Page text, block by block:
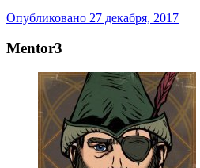
Опубликовано 27 декабря, 2017
Mentor3